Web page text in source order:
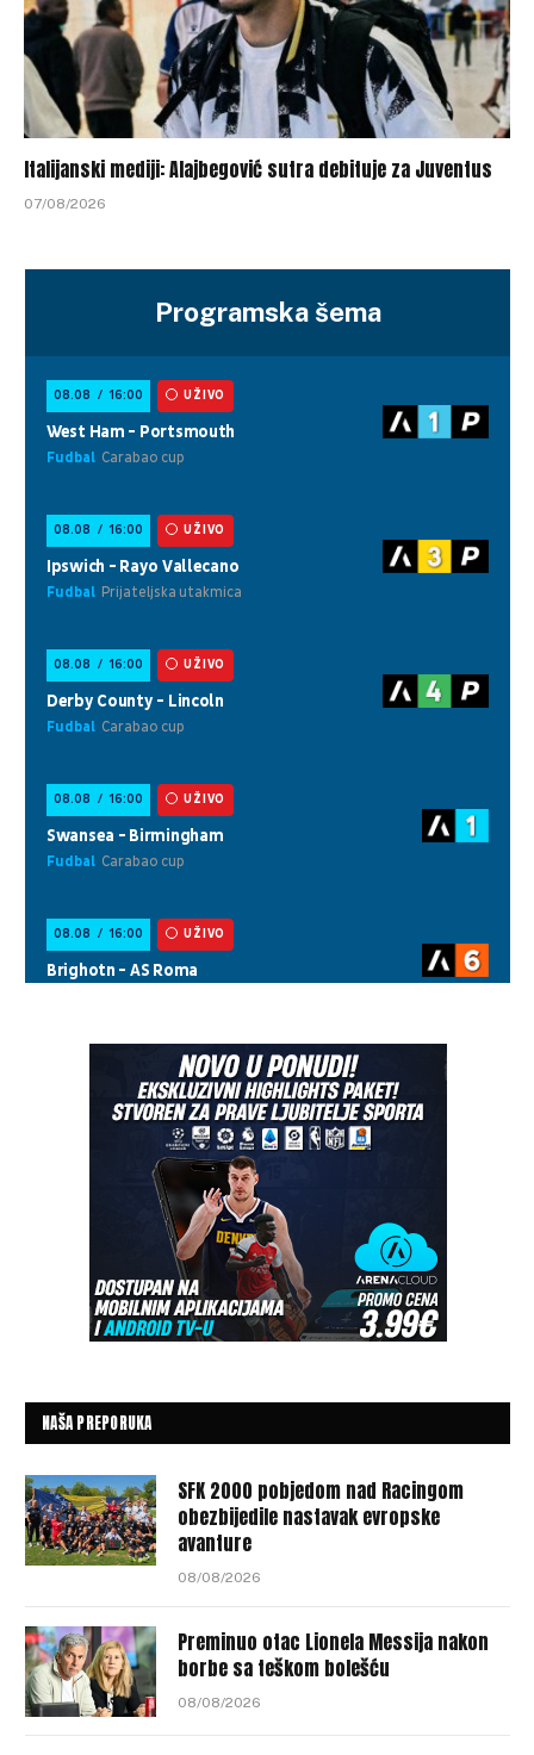
Italijanski mediji: Alajbegović sutra debituje za Juventus
07/08/2026
Programska šema
NAŠA PREPORUKA
SFK 2000 pobjedom nad Racingom
obezbijedile nastavak evropske
avanture
08/08/2026
Preminuo otac Lionela Messija nakon
borbe sa teškom bolešću
08/08/2026